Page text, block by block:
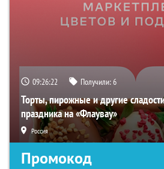
09:26:21 Получили:6
Торты, пирожные и другие
праздника на «Флаувау»
Россия
Промокод